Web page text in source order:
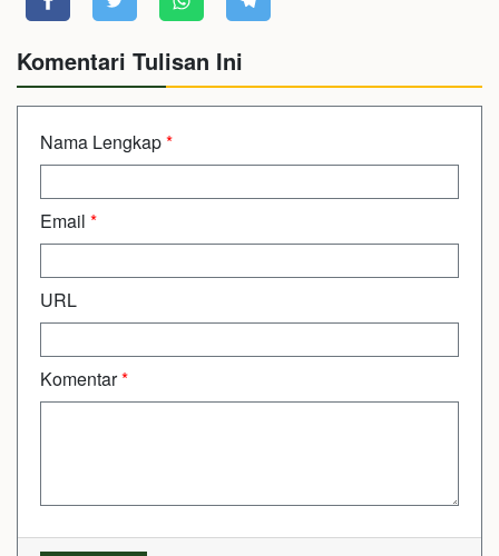
Komentari Tulisan Ini
Nama Lengkap*
Email *
URL
Komentar*